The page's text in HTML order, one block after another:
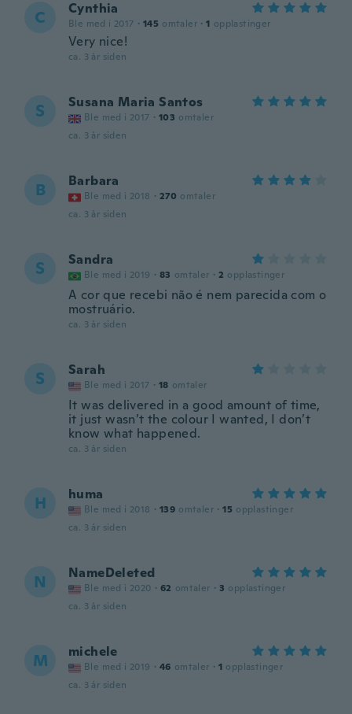
C Cynthia
Ble med i 2017 · 145 omtaler · 1 opplastinger
Very nice!
ca. 3 år siden
S Susana Maria Santos
Ble med i 2017 · 103 omtaler
ca. 3 år siden
B Barbara
Ble med i 2018 · 270 omtaler
ca. 3 år siden
S Sandra
Ble med i 2019 · 83 omtaler · 2 opplastinger
A cor que recebi não é nem parecida com o
mostruário.
ca. 3 år siden
S Sarah
Ble med i 2017 · 18 omtaler
It was delivered in a good amount of time,
it just wasn’t the colour I wanted, I don’t
know what happened.
ca. 3 år siden
H huma
Ble med i 2018 · 139 omtaler · 15 opplastinger
ca. 3 år siden
N NameDeleted
Ble med i 2020 · 62 omtaler · 3 opplastinger
ca. 3 år siden
M michele
Ble med i 2019 · 46 omtaler · 1 opplastinger
ca. 3 år siden